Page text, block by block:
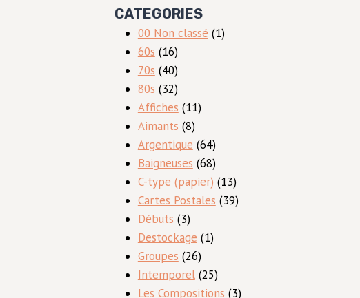
CATEGORIES
00 Non classé 11
60s 1616
produits
70s 4040
produits
80s 3232
produits
Affiches 1111
Aimants 88
produits
Argentique 6464
produits
Baigneuses 6868
produits
C-type (papier) 1313
produits
Cartes Postales 3939
Débuts 33
produits
Destockage 11
Groupes 2626
produits
Intemporel 2525
produits
Les Compositions 33